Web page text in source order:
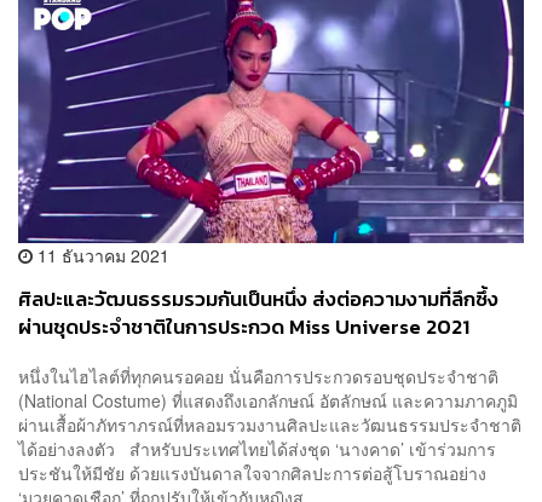
11 ธันวาคม 2021
ศิลปะและวัฒนธรรมรวมกันเป็นหนึ่ง ส่งต่อความงามที่ลึกซึ้ง
ผ่านชุดประจำชาติในการประกวด Miss Universe 2021
หนึ่งในไฮไลต์ที่ทุกคนรอคอย นั่นคือการประกวดรอบชุดประจำชาติ
(National Costume) ที่แสดงถึงเอกลักษณ์ อัตลักษณ์ และความภาคภูมิ
ผ่านเสื้อผ้าภัทราภรณ์ที่หลอมรวมงานศิลปะและวัฒนธรรมประจำชาติ
ได้อย่างลงตัว สำหรับประเทศไทยได้ส่งชุด ‘นางคาด’ เข้าร่วมการ
ประชันให้มีชัย ด้วยแรงบันดาลใจจากศิลปะการต่อสู้โบราณอย่าง